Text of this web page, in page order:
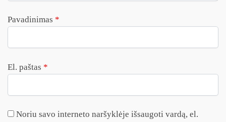
Pavadinimas *
El. paštas *
Noriu savo interneto naršyklėje išsaugoti vardą, el.